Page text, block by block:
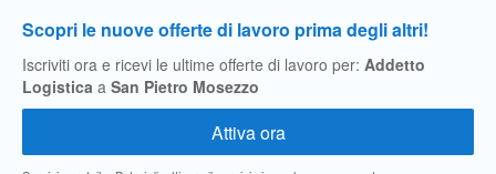
Scopri le nuove offerte di lavoro prima degli altri!
Iscriviti ora e ricevi le ultime offerte di lavoro per: Addetto
Logistica a San Pietro Mosezzo